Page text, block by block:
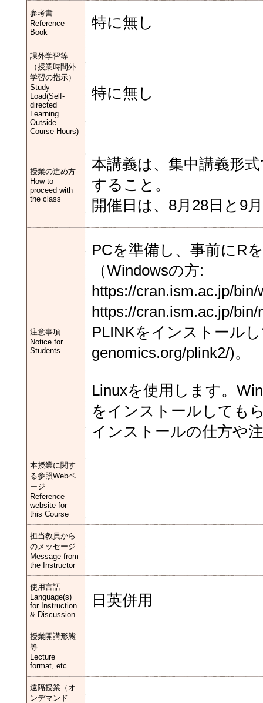
参考書
Reference
Book
特に無し
課外学習等
（授業時間外
学習の指示）
Study
Load(Self-
directed
Learning
Outside
Course Hours)
特に無し
授業の進め方
How to
proceed with
the class
本講義は、集中講義形
すること。
開催日は、8月28日と9
注意事項
Notice for
Students
PCを準備し、事前にR
（Windowsの方:
https://cran.ism.ac.jp/
https://cran.ism.ac.jp/
PLINKをインストール
genomics.org/plink2/)。
Linuxを使用します。
をインストールしても
インストールの仕方や
本授業に関す
る参照Webペ
ージ
Reference
website for
this Course
担当教員から
のメッセージ
Message from
the Instructor
使用言語
Language(s)
for Instruction
& Discussion
日英併用
授業開講形態
等
Lecture
format, etc.
遠隔授業（オ
ンデマンド